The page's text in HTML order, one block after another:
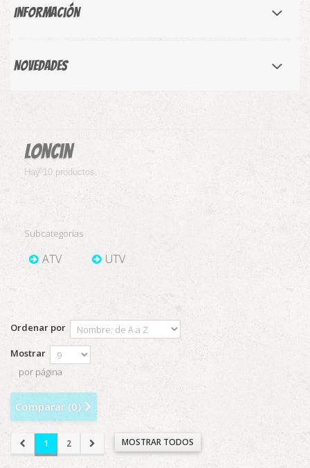
Información
Novedades
Loncin
Hay 10 productos.
Subcategorías
ATV UTV
Ordenar por
Mostrar
por página
Comparar (0)
MOSTRAR TODOS
1 2